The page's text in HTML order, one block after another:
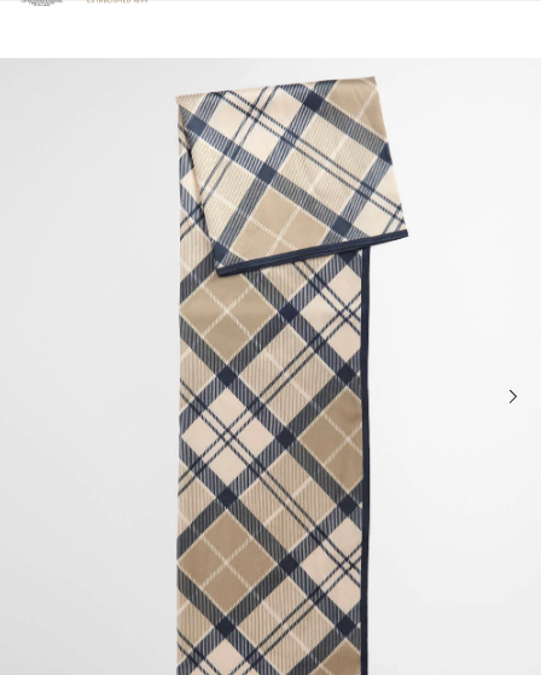
Clicca per visualizzare la nostra Dichiarazione di Accessibilità